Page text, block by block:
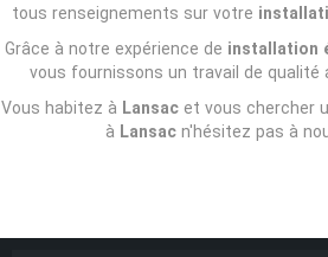
tous renseignements sur votre
Grâce à notre expérience de installation
vous fournissons un travail de qualité
Vous habitez à Lansacet vous chercher
à Lansac n'hésitez pas à